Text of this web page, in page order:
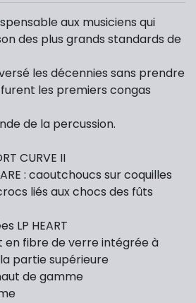
aux musiciens qui
des plus grands standards de
les décennies sans prendre
les premiers congas
de la percussion.
CURVE II
: caoutchoucs sur coquilles
liés aux chocs des fûts
LP HEART
fibre de verre intégrée à
partie supérieure
de gamme